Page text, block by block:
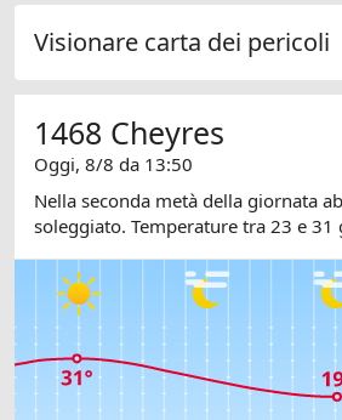
Visionare carta dei pericoli
1468 Cheyres
Oggi, 8/8 da 13:50
Nella seconda metà della giornata
soleggiato. Temperature tra 23 e 31